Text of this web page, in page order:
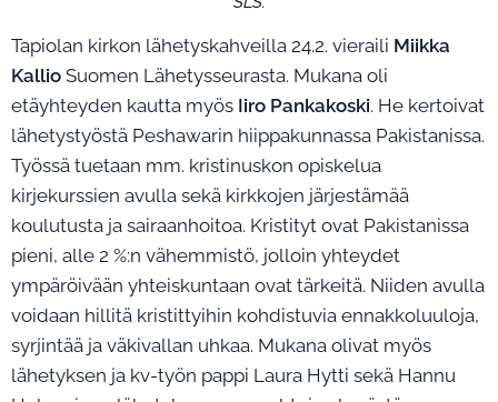
Tapiolan kirkon lähetyskahveilla 24.2. vieraili Miikka
Kallio Suomen Lähetysseurasta. Mukana oli
etäyhteyden kautta myös Iiro Pankakoski. He kertoivat
lähetystyöstä Peshawarin hiippakunnassa Pakistanissa.
Työssä tuetaan mm. kristinuskon opiskelua
kirjekurssien avulla sekä kirkkojen järjestämää
koulutusta ja sairaanhoitoa. Kristityt ovat Pakistanissa
pieni, alle 2 %:n vähemmistö, jolloin yhteydet
ympäröivään yhteiskuntaan ovat tärkeitä. Niiden avulla
voidaan hillitä kristittyihin kohdistuvia ennakkoluuloja,
syrjintää ja väkivallan uhkaa. Mukana olivat myös
lähetyksen ja kv-työn pappi Laura Hytti sekä Hannu